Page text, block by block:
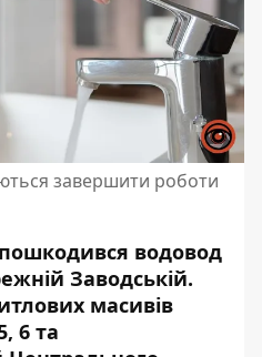
завершити роботи
водовод
Заводській.
масивів
6 та